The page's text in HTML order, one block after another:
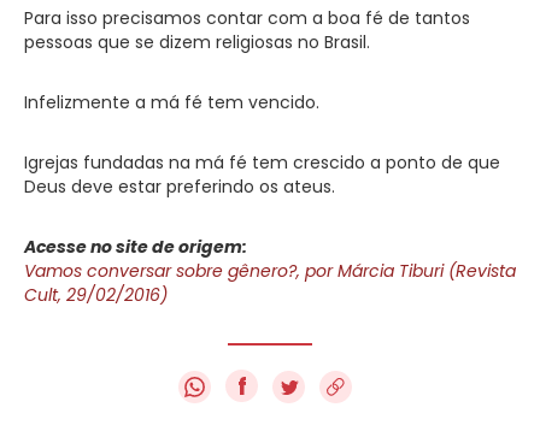
Para isso precisamos contar com a boa fé de tantos
pessoas que se dizem religiosas no Brasil.
Infelizmente a má fé tem vencido.
Igrejas fundadas na má fé tem crescido a ponto de que
Deus deve estar preferindo os ateus.
Acesse no site de origem:
Vamos conversar sobre gênero?, por Márcia Tiburi (Revista
Cult, 29/02/2016)
f